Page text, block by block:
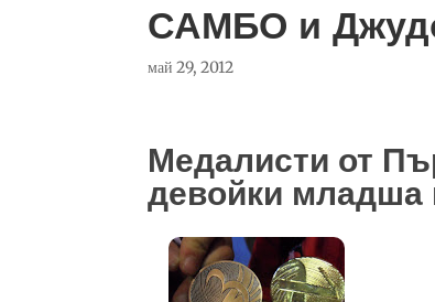
САМБО и
май 29, 2012
Медалисти от
девойки младша